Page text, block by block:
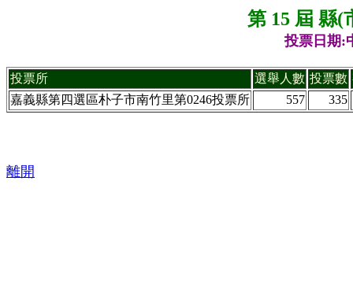
第 15 屆 縣(
投票日期:
投票所 選舉人數 投票數
嘉義縣第四選區朴子市南竹里第0246投票所
557 335
離開